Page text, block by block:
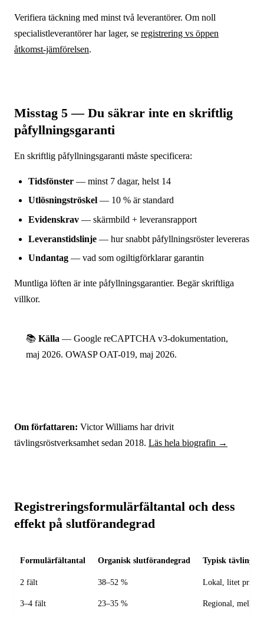
Verifiera täckning med minst två leverantörer. Om noll
specialistleverantörer har lager, se registrering vs öppen
åtkomst-jämförelsen.
Misstag 5 — Du säkrar inte en skriftlig
påfyllningsgaranti
En skriftlig påfyllningsgaranti måste specificera:
Tidsfönster — minst 7 dagar, helst 14
Utlösningströskel — 10 % är standard
Evidenskrav — skärmbild + leveransrapport
Leveranstidslinje — hur snabbt påfyllningsröster levereras
Undantag — vad som ogiltigförklarar garantin
Muntliga löften är inte påfyllningsgarantier. Begär skriftliga
villkor.
📚 Källa — Google reCAPTCHA v3-dokumentation,
maj 2026. OWASP OAT-019, maj 2026.
Om författaren: Victor Williams har drivit
tävlingsröstverksamhet sedan 2018. Läs hela biografin →
Registreringsformulärfältantal och dess
effekt på slutförandegrad
Formulärfältantal Organisk slutförandegrad Typisk
2 fält 38–52 % Lokal, litet pris
3–4 fält 23–35 % Regional,